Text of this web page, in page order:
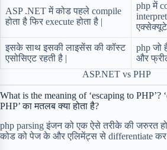
ASP .NET में कोड पहले compile
होता है फिर execute होता है |
php में
एक्सेक्यूटे
इसके साथ इसकी लाइसेंस की कॉस्ट
एसोसिएट रहती है |
php जो
और
ASP.NET vs PHP
What is the meaning of ‘escaping to PHP’?
PHP’ का मतलब क्या होता है?
php parsing इंजन को एक ऐसे तरीके की जरुरत
कोड को पेज के और एलिमेंट्स से differentiate